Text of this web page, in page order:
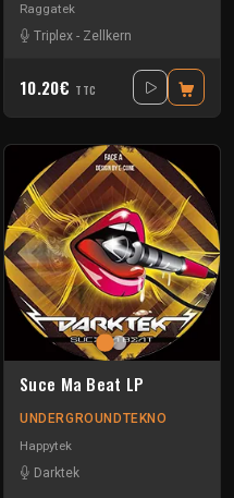
Steve Mills
Raggatek
Triplex - Zellkern
10.20€ TTC
Suce Ma Beat LP
UNDERGROUNDTEKNO
Happytek
Darktek